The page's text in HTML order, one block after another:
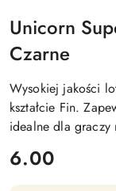
Unicorn
Czarne
Wysokiej jakości
kształcie Fin.
idealne dla graczy
cena:
6.00